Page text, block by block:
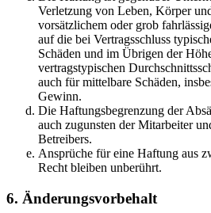
Verletzung von Leben, Körper
vorsätzlichem oder grob
auf die bei Vertragsschluss
Schäden und im Übrigen der
vertragstypischen
auch für mittelbare Schäden,
Gewinn.
Die Haftungsbegrenzung der
auch zugunsten der Mitarbeiter
Betreibers.
Ansprüche für eine Haftung aus
Recht bleiben unberührt.
6. Änderungsvorbehalt